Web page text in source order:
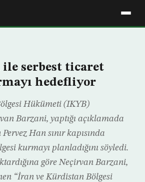
serbest ticaret
hedefliyor
Hükümeti (IKYB)
Barzani, yaptığı açıklamada
Han sınır kapısında
kurmayı planladığını söyledi.
göre Neçirvan Barzani,
“İran ve Kürdistan Bölgesi